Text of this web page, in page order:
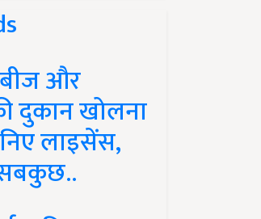
और
दुकान खोलना
लाइसेंस,
सबकुछ..